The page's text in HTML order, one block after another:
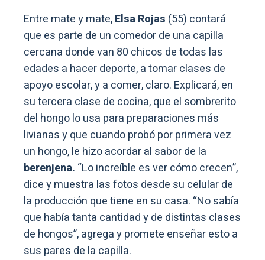
Entre mate y mate,Elsa Rojas (55) contará
que es parte de un comedor de una capilla
cercana donde van 80 chicos de todas las
edades a hacer deporte, a tomar clases de
apoyo escolar, y a comer, claro. Explicará, en
su tercera clase de cocina, que el sombrerito
del hongo lo usa para preparaciones más
livianas y que cuando probó por primera vez
un hongo, le hizo acordar al sabor de la
berenjena. “Lo increíble es ver cómo crecen”,
dice y muestra las fotos desde su celular de
la producción que tiene en su casa. “No sabía
que había tanta cantidad y de distintas clases
de hongos”, agrega y promete enseñar esto a
sus pares de la capilla.